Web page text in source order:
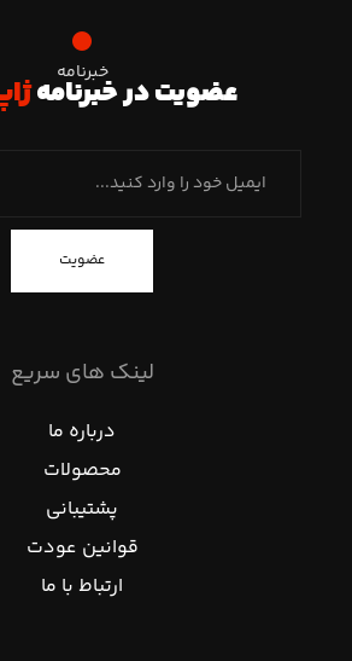
خبرنامه
عضویت در خبرنامه
عضویت
لینک های سریع
درباره ما
محصولات
پشتیبانی
قوانین عودت
ارتباط با ما